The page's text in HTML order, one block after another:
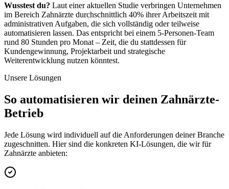
Wusstest du? Laut einer aktuellen Studie verbringen Unternehmen
im Bereich Zahnärzte durchschnittlich 40% ihrer Arbeitszeit mit
administrativen Aufgaben, die sich vollständig oder teilweise
automatisieren lassen. Das entspricht bei einem 5-Personen-Team
rund 80 Stunden pro Monat – Zeit, die du stattdessen für
Kundengewinnung, Projektarbeit und strategische
Weiterentwicklung nutzen könntest.
Unsere Lösungen
So automatisieren wir deinen Zahnärzte-
Betrieb
Jede Lösung wird individuell auf die Anforderungen deiner Branche
zugeschnitten. Hier sind die konkreten KI-Lösungen, die wir für
Zahnärzte anbieten: